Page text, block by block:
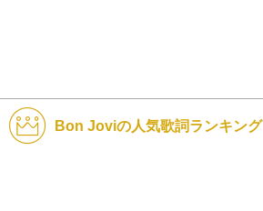
Bon Joviの人気歌詞ランキング